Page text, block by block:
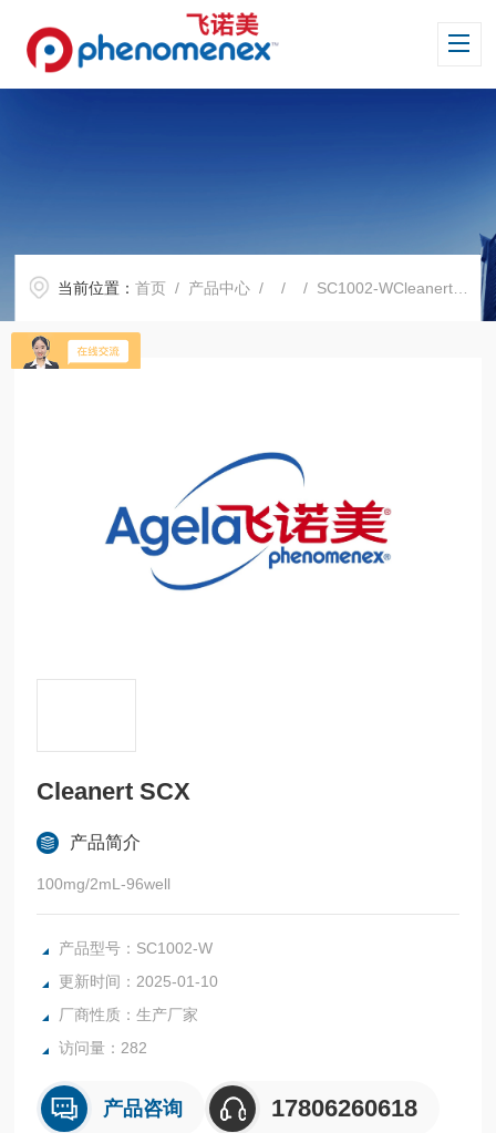
当前位置：首页 / 产品中心 / / / SC1002-WCleanert SCX
Cleanert SCX
产品简介
100mg/2mL-96well
产品型号：SC1002-W
更新时间：2025-01-10
厂商性质：生产厂家
访问量：282
产品咨询 17806260618